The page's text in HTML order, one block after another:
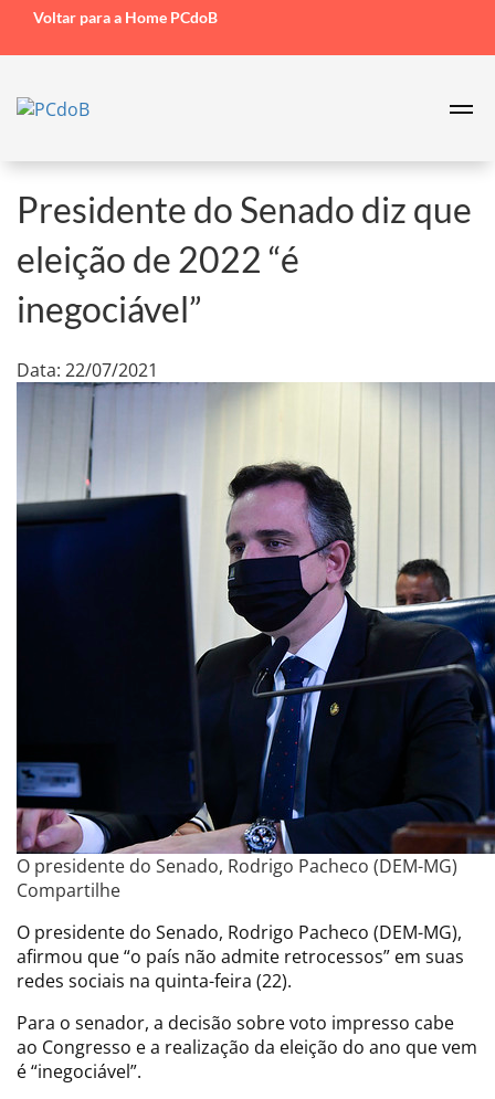
Voltar para a Home PCdoB
Presidente do Senado diz que
eleição de 2022 “é
inegociável”
Data: 22/07/2021
O presidente do Senado, Rodrigo Pacheco (DEM-MG)
Compartilhe
O presidente do Senado, Rodrigo Pacheco (DEM-MG),
afirmou que “o país não admite retrocessos” em suas
redes sociais na quinta-feira (22).
Para o senador, a decisão sobre voto impresso cabe
ao Congresso e a realização da eleição do ano que vem
é “inegociável”.